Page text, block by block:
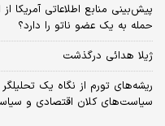
پیش‌بینی منابع اطلاعاتی آمریکا
حمله به یک عضو ناتو را دارد؟
ژیلا هدائی درگذشت
ریشه‌های تورم از نگاه یک
سیاست‌های کلان اقتصادی و